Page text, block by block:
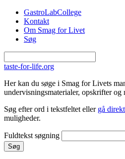
Gå til hovedindhold
GastroLabCollege
Kontakt
Om Smag for Livet
Søg
taste-for-life.org
Her kan du søge i Smag for Livets
undervisningsmaterialer, opskrifter og
Søg efter ord i tekstfeltet eller gå
muligheder.
Fuldtekst søgning